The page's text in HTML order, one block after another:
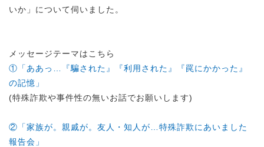
いか」について伺いました。
メッセージテーマはこちら
①「ああっ…『騙された』『利用された』『罠にかかった』
の記憶」
(特殊詐欺や事件性の無いお話でお願いします)
②「家族が。親戚が。友人・知人が…特殊詐欺にあいました
報告会」